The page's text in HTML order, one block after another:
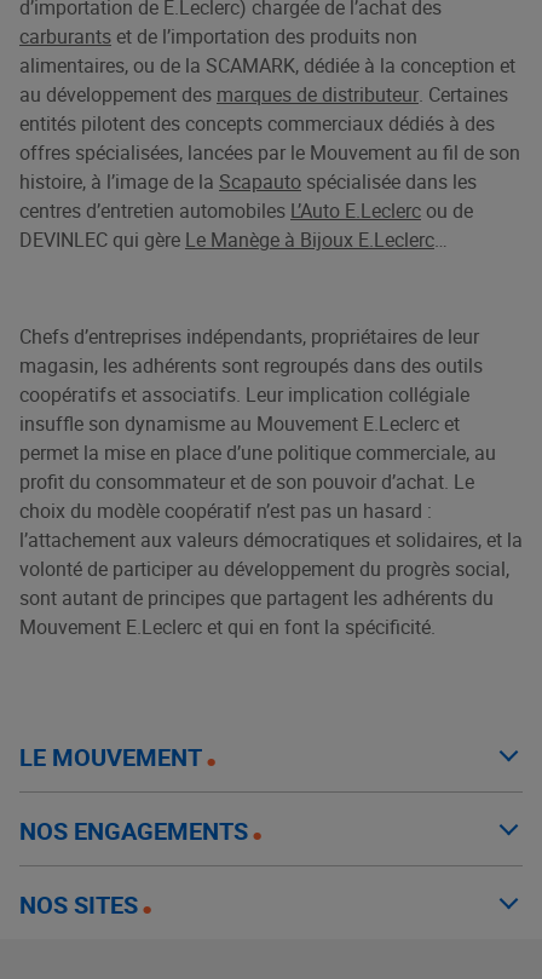
d’importation de E.Leclerc) chargée de l’achat des
carburants et de l’importation des produits non
alimentaires, ou de la SCAMARK, dédiée à la conception et
au développement des marques de distributeur. Certaines
entités pilotent des concepts commerciaux dédiés à des
offres spécialisées, lancées par le Mouvement au fil de son
histoire, à l’image de la Scapauto spécialisée dans les
centres d’entretien automobiles L’Auto E.Leclerc ou de
DEVINLEC qui gère Le Manège à Bijoux E.Leclerc…
Chefs d’entreprises indépendants, propriétaires de leur
magasin, les adhérents sont regroupés dans des outils
coopératifs et associatifs. Leur implication collégiale
insuffle son dynamisme au Mouvement E.Leclerc et
permet la mise en place d’une politique commerciale, au
profit du consommateur et de son pouvoir d’achat. Le
choix du modèle coopératif n’est pas un hasard :
l’attachement aux valeurs démocratiques et solidaires, et la
volonté de participer au développement du progrès social,
sont autant de principes que partagent les adhérents du
Mouvement E.Leclerc et qui en font la spécificité.
LE MOUVEMENT
NOS ENGAGEMENTS
NOS SITES